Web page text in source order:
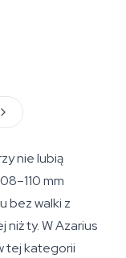
nie lubią
mm
bez walki z
niż ty. W Azarius
tej kategorii